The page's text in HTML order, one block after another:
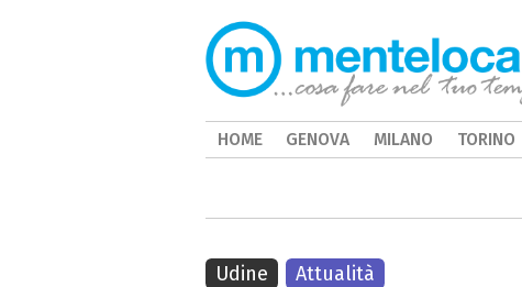
Udine Attualità
HOME GENOVA MILANO TORINO